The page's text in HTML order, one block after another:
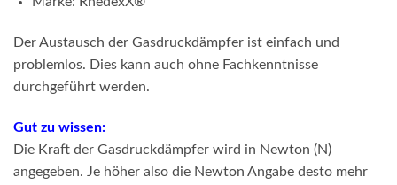
Der Austausch der Gasdruckdämpfer ist einfach und
problemlos. Dies kann auch ohne Fachkenntnisse
durchgeführt werden.
Gut zu wissen:
Die Kraft der Gasdruckdämpfer wird in Newton (N)
angegeben. Je höher also die Newton Angabe desto mehr